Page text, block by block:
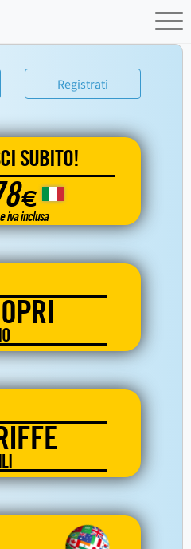
Registrati
SUBITO!
€
iva inclusa